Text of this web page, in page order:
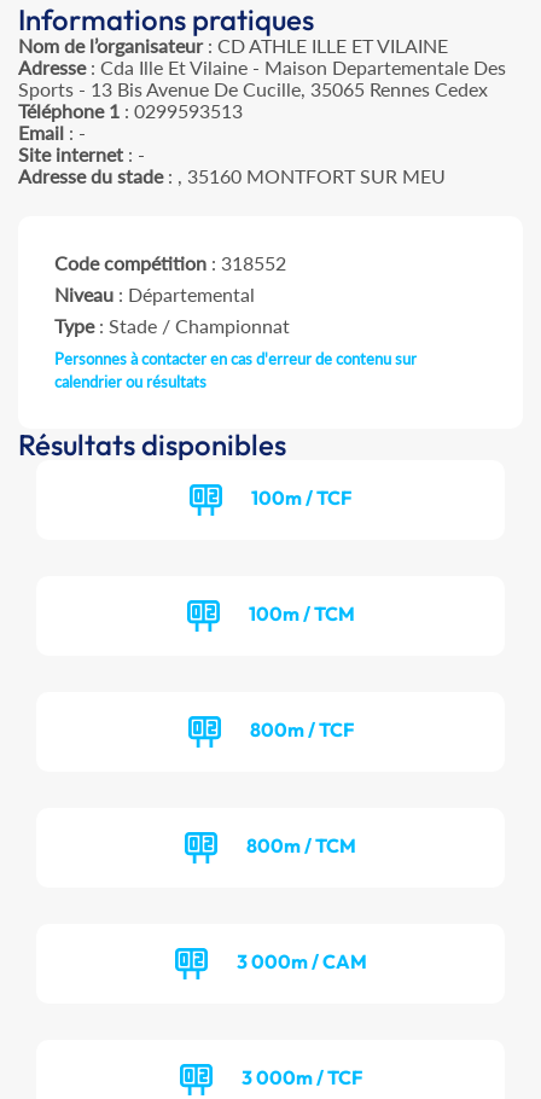
Informations pratiques
Nom de l’organisateur: CD ATHLE ILLE ET VILAINE
Adresse: Cda Ille Et Vilaine - Maison Departementale Des
Sports - 13 Bis Avenue De Cucille, 35065 Rennes Cedex
Téléphone 1 : 0299593513
Email : -
Site internet : -
Adresse du stade: , 35160 MONTFORT SUR MEU
Code compétition : 318552
Niveau : Départemental
Type: Stade / Championnat
Personnes à contacter en cas d'erreur de contenu sur
calendrier ou résultats
Résultats disponibles
100m / TCF
100m / TCM
800m / TCF
800m / TCM
3 000m / CAM
3 000m / TCF